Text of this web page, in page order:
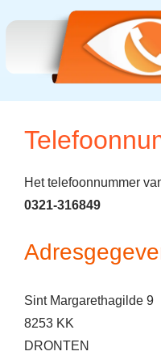
Het telefoonnummer
0321-316849
Sint Margarethagilde 9
8253 KK
DRONTEN